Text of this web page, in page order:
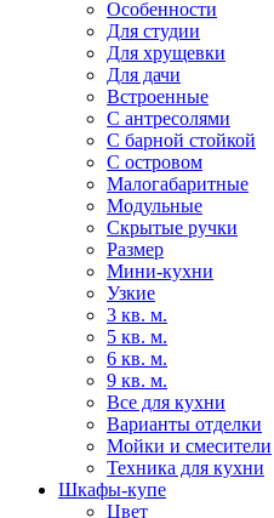
Особенности
Для студии
Для хрущевки
Для дачи
Встроенные
С антресолями
С барной стойкой
С островом
Малогабаритные
Модульные
Скрытые ручки
Размер
Мини-кухни
Узкие
3 кв. м.
5 кв. м.
6 кв. м.
9 кв. м.
Все для кухни
Варианты отделки
Мойки и смесители
Техника для кухни
Шкафы-купе
Цвет